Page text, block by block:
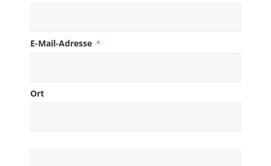
E-Mail-Adresse *
Ort